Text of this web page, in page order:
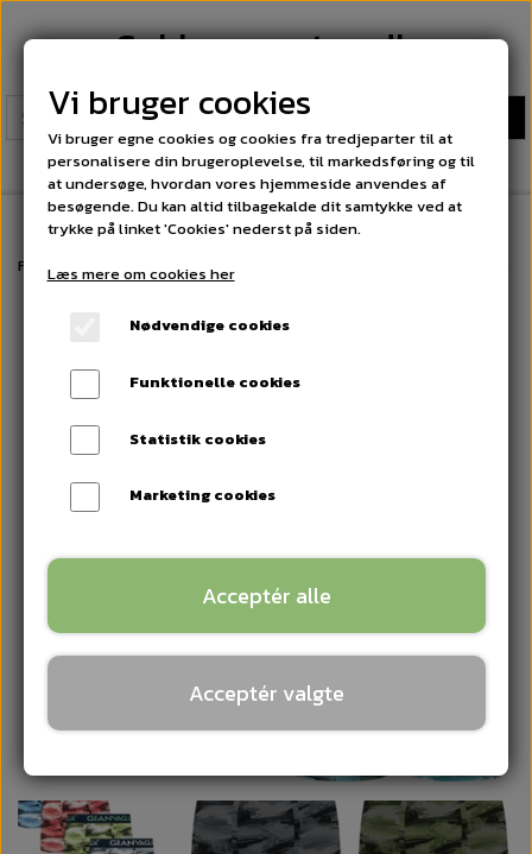
Sokkeexperten.dk
Forside Boxershorts Bomuld. Fri fragt på alle ordrer over 300 kr
Vi bruger cookies
Vi bruger egne cookies og cookies fra tredjeparter til at
personalisere din brugeroplevelse, til markedsføring og til
at undersøge, hvordan vores hjemmeside anvendes af
besøgende. Du kan altid tilbagekalde dit samtykke ved at
trykke på linket 'Cookies' nederst på siden.
Læs mere om cookies her
Nødvendige cookies
Funktionelle cookies
Statistik cookies
Marketing cookies
Acceptér alle
Acceptér valgte